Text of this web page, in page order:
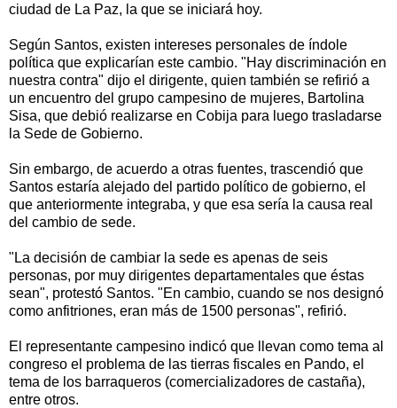
ciudad de La Paz, la que se iniciará hoy.
Según Santos, existen intereses personales de índole
política que explicarían este cambio. "Hay discriminación en
nuestra contra" dijo el dirigente, quien también se refirió a
un encuentro del grupo campesino de mujeres, Bartolina
Sisa, que debió realizarse en Cobija para luego trasladarse
la Sede de Gobierno.
Sin embargo, de acuerdo a otras fuentes, trascendió que
Santos estaría alejado del partido político de gobierno, el
que anteriormente integraba, y que esa sería la causa real
del cambio de sede.
"La decisión de cambiar la sede es apenas de seis
personas, por muy dirigentes departamentales que éstas
sean", protestó Santos. "En cambio, cuando se nos designó
como anfitriones, eran más de 1500 personas", refirió.
El representante campesino indicó que llevan como tema al
congreso el problema de las tierras fiscales en Pando, el
tema de los barraqueros (comercializadores de castaña),
entre otros.